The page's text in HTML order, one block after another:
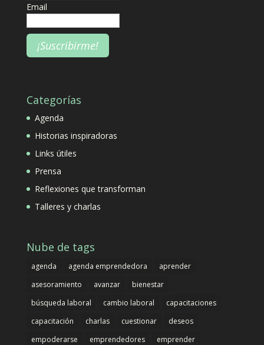
Email
Categorías
Agenda
Historias inspiradoras
Links útiles
Prensa
Reflexiones que transforman
Talleres y charlas
Nube de tags
agenda agenda emprendedora
aprender
asesoramiento
avanzar
bienestar
búsqueda laboral
cambio laboral
capacitaciones
capacitación
charlas cuestionar
deseos
empoderarse
emprendedores
emprender